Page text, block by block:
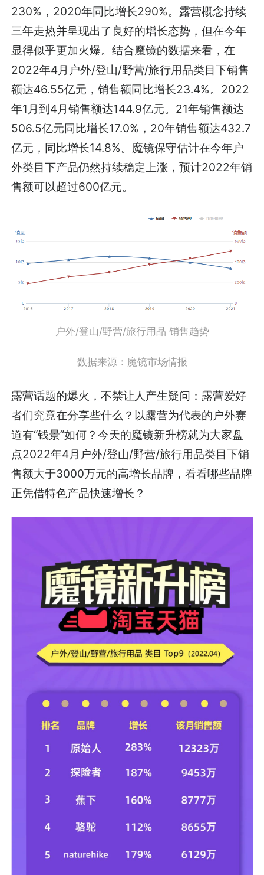
230%，2020年同比增长290%。露营概念持续
三年走热并呈现出了良好的增长态势，但在今年
显得似乎更加火爆。结合魔镜的数据来看，在
2022年4月户外/登山/野营/旅行用品类目下销售
额达46.55亿元，销售额同比增长23.4%。2022
年1月到4月销售额达144.9亿元。21年销售额达
506.5亿元同比增长17.0%，20年销售额达432.7
亿元，同比增长14.8%。魔镜保守估计在今年户
外类目下产品仍然持续稳定上涨，预计2022年销
售额可以超过600亿元。
户外/登山/野营/旅行用品 销售趋势
数据来源：魔镜市场情报
露营话题的爆火，不禁让人产生疑问：露营爱好
者们究竟在分享些什么？以露营为代表的户外赛
道有“钱景”如何？今天的魔镜新升榜就为大家盘
点2022年4月户外/登山/野营/旅行用品类目下销
售额大于3000万元的高增长品牌，看看哪些品牌
正凭借特色产品快速增长？